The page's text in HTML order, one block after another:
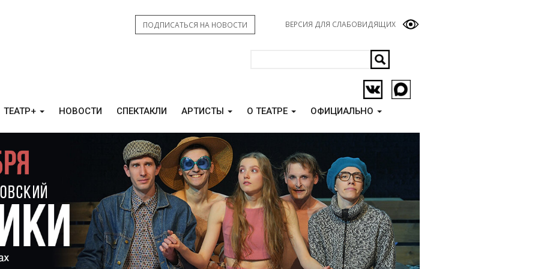
ВЕРСИЯ ДЛЯ СЛАБОВИДЯЩИХ
ПОДПИСАТЬСЯ НА НОВОСТИ
ТЕАТР+ НОВОСТИ СПЕКТАКЛИ АРТИСТЫ О ТЕАТРЕ ОФИЦИАЛЬНО